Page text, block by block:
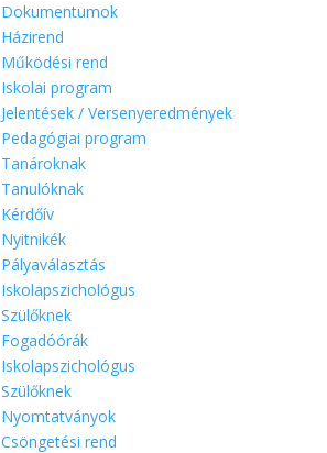
Dokumentumok
Házirend
Működési rend
Iskolai program
Jelentések / Versenyeredmények
Pedagógiai program
Tanároknak
Tanulóknak
Kérdőív
Nyitnikék
Pályaválasztás
Iskolapszichológus
Szülőknek
Fogadóórák
Iskolapszichológus
Szülőknek
Nyomtatványok
Csöngetési rend